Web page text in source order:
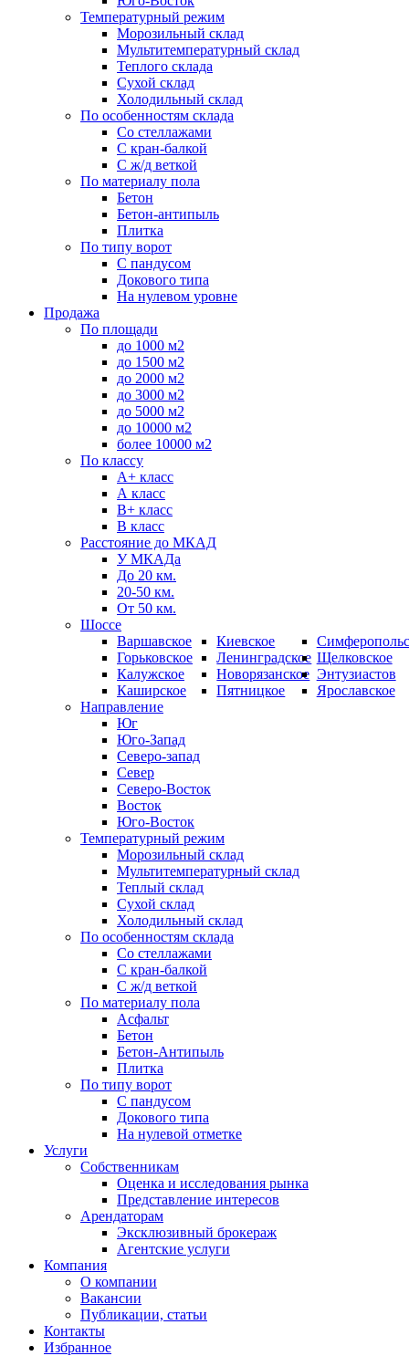
Температурный режим
Морозильный склад
Мультитемпературный склад
Теплого склада
Сухой склад
Холодильный склад
По особенностям склада
Со стеллажами
С кран-балкой
С ж/д веткой
По материалу пола
Бетон
Бетон-антипыль
Плитка
По типу ворот
С пандусом
Докового типа
На нулевом уровне
Продажа
По площади
до 1000 м2
до 1500 м2
до 2000 м2
до 3000 м2
до 5000 м2
до 10000 м2
более 10000 м2
По классу
A+ класс
А класс
В+ класс
B класс
Расстояние до МКАД
У МКАДа
До 20 км.
20-50 км.
От 50 км.
Шоссе
Варшавское
Горьковское
Калужское
Каширское
Киевское
Ленинградское
Новорязанское
Пятницкое
Щелковское
Энтузиастов
Ярославское
Направление
Юг
Юго-Запад
Северо-запад
Север
Северо-Восток
Восток
Юго-Восток
Температурный режим
Морозильный склад
Мультитемпературный склад
Теплый склад
Сухой склад
Холодильный склад
По особенностям склада
Со стеллажами
С кран-балкой
С ж/д веткой
По материалу пола
Асфальт
Бетон
Бетон-Антипыль
Плитка
По типу ворот
С пандусом
Докового типа
На нулевой отметке
Услуги
Собственникам
Оценка и исследования рынка
Представление интересов
Арендаторам
Эксклюзивный брокераж
Агентские услуги
Компания
О компании
Вакансии
Публикации, статьи
Контакты
Избранное